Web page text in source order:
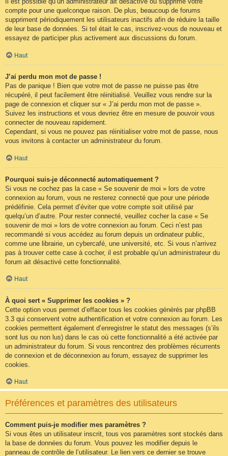
compte pour une quelconque raison. De plus, beaucoup de forums
suppriment périodiquement les utilisateurs inactifs afin de réduire la taille
de leur base de données. Si tel était le cas, inscrivez-vous de nouveau et
essayez de participer plus activement aux discussions du forum.
Haut
J’ai perdu mon mot de passe !
Pas de panique ! Bien que votre mot de passe ne puisse pas être
récupéré, il peut facilement être réinitialisé. Veuillez vous rendre sur la
page de connexion et cliquer sur « J’ai perdu mon mot de passe ».
Suivez les instructions et vous devriez être en mesure de pouvoir vous
connecter de nouveau rapidement.
Cependant, si vous ne pouvez pas réinitialiser votre mot de passe, nous
vous invitons à contacter un administrateur du forum.
Haut
Pourquoi suis-je déconnecté automatiquement ?
Si vous ne cochez pas la case « Se souvenir de moi » lors de votre
connexion au forum, vous ne resterez connecté que pour une période
prédéfinie. Cela permet d’éviter que votre compte soit utilisé par
quelqu’un d’autre. Pour rester connecté, veuillez cocher la case « Se
souvenir de moi » lors de votre connexion au forum. Ceci n’est pas
recommandé si vous accédez au forum depuis un ordinateur public,
comme une librairie, un cybercafé, une université, etc. Si vous n’arrivez
pas à trouver cette case à cocher, il est probable qu’un administrateur du
forum ait désactivé cette fonctionnalité.
Haut
À quoi sert « Supprimer les cookies » ?
Cette option vous permet d’effacer tous les cookies générés par phpBB
3.3 qui conservent votre authentification et votre connexion au forum. Les
cookies permettent également d’enregistrer le statut des messages (s’ils
sont lus ou non lus) dans le cas où cette fonctionnalité a été activée par
un administrateur du forum. Si vous rencontrez des problèmes récurrents
de connexion et de déconnexion au forum, essayez de supprimer les
cookies.
Haut
Préférences et paramètres des utilisateurs
Comment puis-je modifier mes paramètres ?
Si vous êtes un utilisateur inscrit, tous vos paramètres sont stockés dans
la base de données du forum. Vous pouvez les modifier depuis le
panneau de contrôle de l’utilisateur. Le lien vers ce dernier se trouve